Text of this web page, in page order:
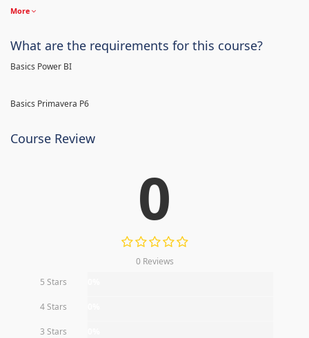
More
What are the requirements for this course?
Basics Power BI
Basics Primavera P6
Course Review
0
0 Reviews
5 Stars
4 Stars
3 Stars